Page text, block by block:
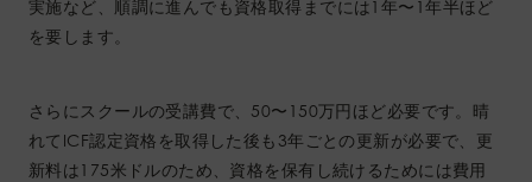
実施など、順調に進んでも資格取得までには1年〜1年半ほど
を要します。
さらにスクールの受講費で、50〜150万円ほど必要です。晴
れてICF認定資格を取得した後も3年ごとの更新が必要で、更
新料は175米ドルのため、資格を保有し続けるためには費用